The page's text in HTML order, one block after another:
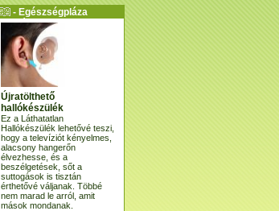
- Egészségpláza
ajánlatunk -
Újratölthető
hallókészülék
Ez a Láthatatlan
Hallókészülék lehetővé teszi,
hogy a televíziót kényelmes,
alacsony hangerőn
élvezhesse, és a
beszélgetések, sőt a
suttogások is tisztán
érthetővé váljanak. Többé
nem marad le arról, amit
mások mondanak.